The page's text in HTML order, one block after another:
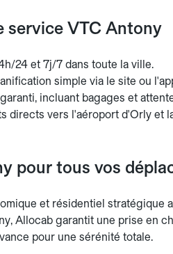
service VTC Antony
24 et 7j/7 dans toute la ville.
simple via le site ou
incluant bagages et
directs vers l'aéroport d'Orly et
pour tous vos
et résidentiel stratégique
Allocab garantit une prise en
pour une sérénité totale.